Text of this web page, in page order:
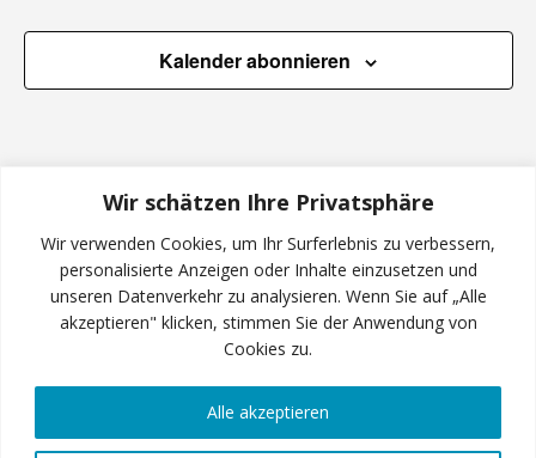
Wir schätzen Ihre Privatsphäre
Wir verwenden Cookies, um Ihr Surferlebnis zu verbessern,
personalisierte Anzeigen oder Inhalte einzusetzen und
unseren Datenverkehr zu analysieren. Wenn Sie auf „Alle
akzeptieren" klicken, stimmen Sie der Anwendung von
Cookies zu.
Alle akzeptieren
,
N
v
i
g
a
t
Kalender abonnieren
INSTAGRAM
FACEBOOK